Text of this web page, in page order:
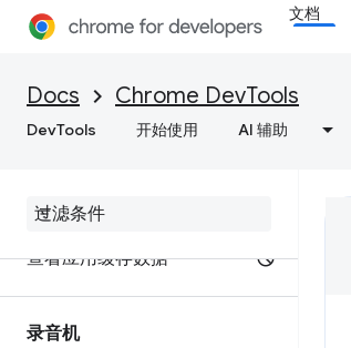
文档
Docs Chrome DevTools
DevTools 开始使用 AI 辅助
测试往返缓存
调试 WebMCP 工具
查看框架详情
查看应用缓存数据
录音机